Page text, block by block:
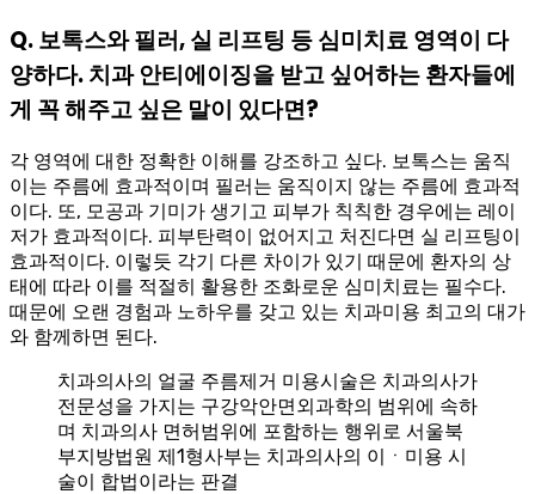
Q. 보톡스와 필러, 실 리프팅 등 심미치료 영역이 다
양하다. 치과 안티에이징을 받고 싶어하는 환자들에
게 꼭 해주고 싶은 말이 있다면?
각 영역에 대한 정확한 이해를 강조하고 싶다. 보톡스는 움직
이는 주름에 효과적이며 필러는 움직이지 않는 주름에 효과적
이다. 또, 모공과 기미가 생기고 피부가 칙칙한 경우에는 레이
저가 효과적이다. 피부탄력이 없어지고 처진다면 실 리프팅이
효과적이다. 이렇듯 각기 다른 차이가 있기 때문에 환자의 상
태에 따라 이를 적절히 활용한 조화로운 심미치료는 필수다.
때문에 오랜 경험과 노하우를 갖고 있는 치과미용 최고의 대가
와 함께하면 된다.
치과의사의 얼굴 주름제거 미용시술은 치과의사가
전문성을 가지는 구강악안면외과학의 범위에 속하
며 치과의사 면허범위에 포함하는 행위로 서울북
부지방법원 제1형사부는 치과의사의 이ㆍ미용 시
술이 합법이라는 판결